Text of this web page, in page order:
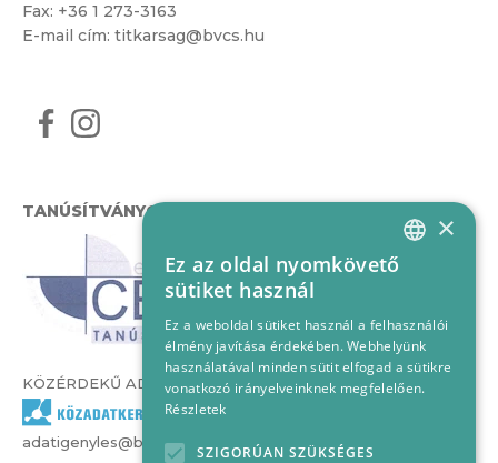
Fax: +36 1 273-3163
E-mail cím: titkarsag@bvcs.hu
TANÚSÍTVÁNYOK
KÖZÉRDEKŰ ADATOK
adatigenyles@bvcs.hu
HUNGARIAN
×
Ez az oldal nyomkövető
sütiket használ
Ez a weboldal sütiket használ a felhasználói
élmény javítása érdekében. Webhelyünk
használatával minden sütit elfogad a sütikre
vonatkozó irányelveinknek megfelelően.
Részletek
SZIGORÚAN SZÜKSÉGES